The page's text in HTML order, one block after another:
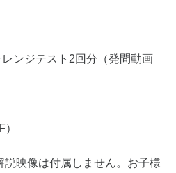
ンジテスト2回分（発問動画
映像は付属しません。お子様